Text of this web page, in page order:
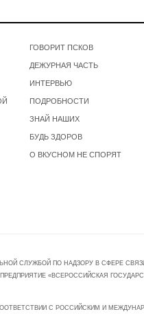
ГОВОРИТ ПСКОВ
ДЕЖУРНАЯ ЧАСТЬ
ИНТЕРВЬЮ
ПОДРОБНОСТИ
ЗНАЙ НАШИХ
БУДЬ ЗДОРОВ
О ВКУСНОМ НЕ СПОРЯТ
СЛУЖБОЙ ПО НАДЗОРУ В СФЕРЕ
«ВСЕРОССИЙСКАЯ
С РОССИЙСКИМ И